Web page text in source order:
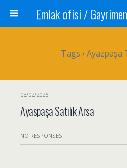
Tags › Ayazpaşa
03/02/2026
Ayaspaşa Satılık Arsa
NO RESPONSES